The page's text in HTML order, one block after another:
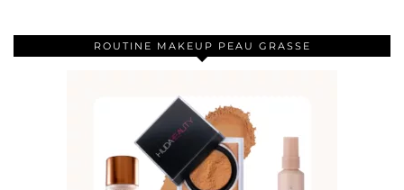
ROUTINE MAKEUP PEAU GRASSE